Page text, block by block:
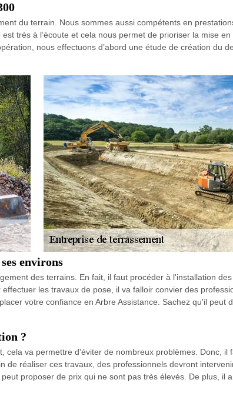
du terrain. Nous sommes aussi compétents en
très à l’écoute et cela nous permet de prioriser la mise
nous effectuons d’abord une étude de création du
environs
des terrains. En fait, il faut procéder à l'installation
les travaux de pose, il va falloir convier des
votre confiance en Arbre Assistance. Sachez qu'il peut
?
va permettre d'éviter de nombreux problèmes. Donc, il
de réaliser ces travaux, des professionnels devront
proposer de prix qui ne sont pas très élevés. De plus, il